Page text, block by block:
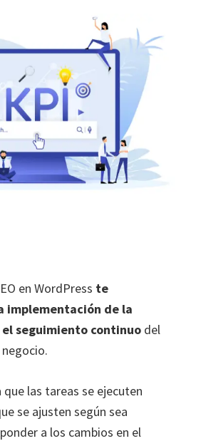
en WordPress te
implementación de la
el seguimiento continuo del
que las tareas se ejecuten
se ajusten según sea
a los cambios en el